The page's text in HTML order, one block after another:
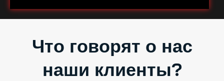
Что говорят о нас
наши клиенты?